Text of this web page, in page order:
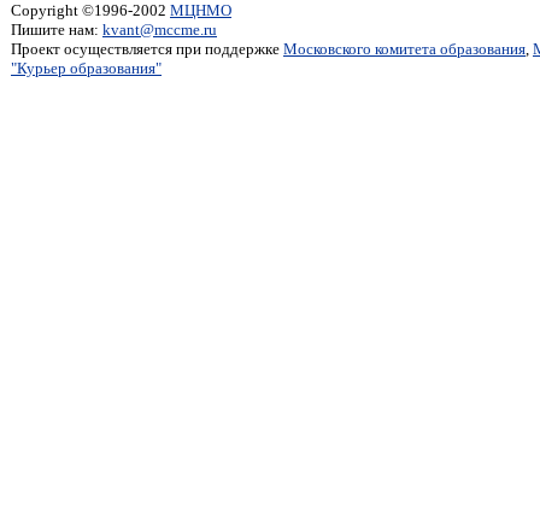
Copyright ©1996-2002 МЦНМО
Пишите нам: kvant@mccme.ru
Проект осуществляется при поддержке Московского комитета образования,
"Курьер образования"